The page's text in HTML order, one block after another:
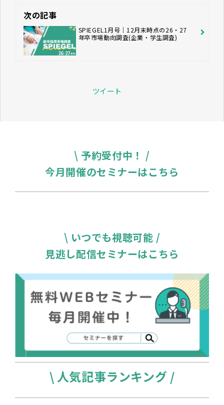
次の記事
SPIEGEL1月号｜12月末時点の26・27
年卒市場動向調査(企業・学生調査)
ツイート
\ 予約受付中！ /
今月開催のセミナーはこちら
\ いつでも視聴可能 /
見逃し配信セミナーはこちら
\ 人気記事ランキング /